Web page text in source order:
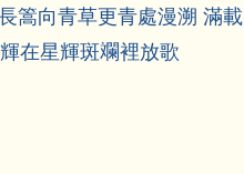
篙向青草更青處漫溯 滿載
在星輝斑斕裡放歌